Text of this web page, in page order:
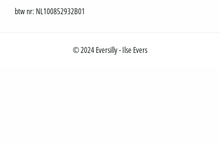
btw nr: NL100852932B01
© 2024 Eversilly - Ilse Evers